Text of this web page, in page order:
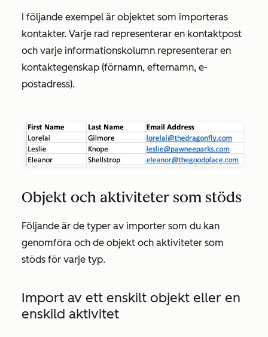
I följande exempel är objektet som importeras
kontakter. Varje rad representerar en kontaktpost
och varje informationskolumn representerar en
kontaktegenskap (förnamn, efternamn, e-
postadress).
Objekt och aktiviteter som stöds
Följande är de typer av importer som du kan
genomföra och de objekt och aktiviteter som
stöds för varje typ.
Import av ett enskilt objekt eller en
enskild aktivitet